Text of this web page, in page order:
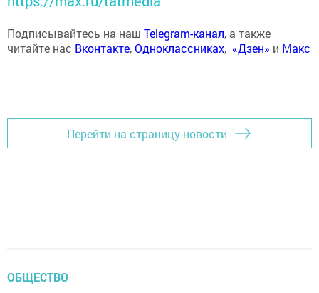
Подписывайтесь на наш Telegram-канал, а также
читайте нас Вконтакте,Одноклассниках, «Дзен» и Макс
Перейти на страницу новости
ОБЩЕСТВО